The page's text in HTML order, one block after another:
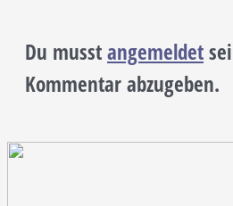
Du musstangemeldet
Kommentar abzugeben.